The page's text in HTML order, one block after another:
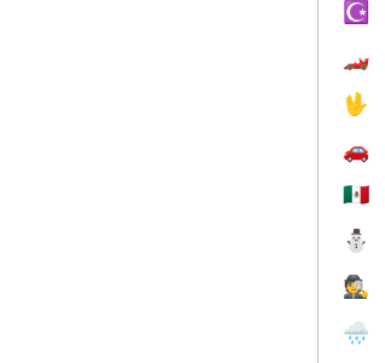
☪️
🏎
🖖
🚗
🇲🇽
⛄
🕵️
🌧